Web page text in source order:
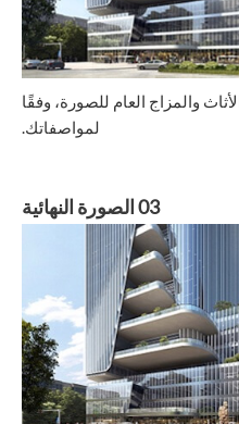
والمزاج العام للصورة، وفقًا
لمواصفاتك.
03 الصورة النهائية